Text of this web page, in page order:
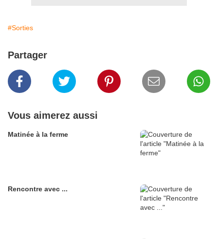
#Sorties
Partager
Vous aimerez aussi
Matinée à la ferme
Rencontre avec ...